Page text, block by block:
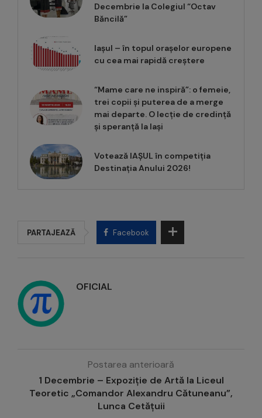
Decembrie la Colegiul “Octav
Băncilă”
Iașul – în topul orașelor europene
cu cea mai rapidă creștere
“Mame care ne inspiră”: o femeie,
trei copii și puterea de a merge
mai departe. O lecție de credință
și speranță la Iași
Votează IAȘUL în competiția
Destinația Anului 2026!
PARTAJEAZĂ Facebook
OFICIAL
Postarea anterioară
1 Decembrie – Expoziție de Artă la Liceul
Teoretic „Comandor Alexandru Cătuneanu”,
Lunca Cetățuii